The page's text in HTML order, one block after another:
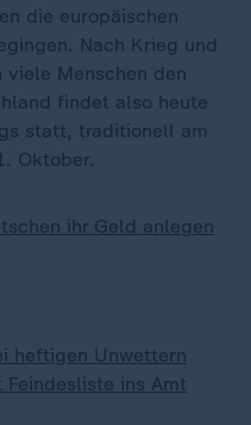
die europäischen
Nach Krieg und
viele Menschen den
findet also heute
statt, traditionell am
Oktober.
ihr Geld anlegen
heftigen Unwettern
ins Amt